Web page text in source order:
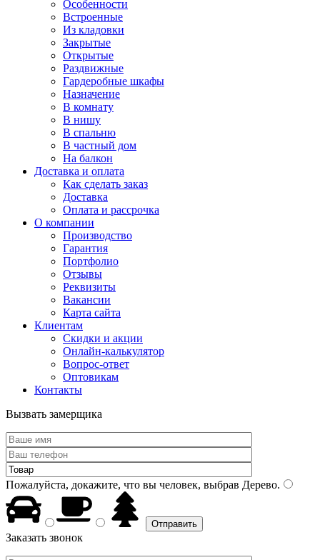
Особенности
Встроенные
Из кладовки
Закрытые
Открытые
Раздвижные
Гардеробные шкафы
Назначение
В комнату
В нишу
В спальню
В частный дом
На балкон
Доставка и оплата
Как сделать заказ
Доставка
Оплата и рассрочка
О компании
Производство
Гарантия
Портфолио
Отзывы
Реквизиты
Вакансии
Карта сайта
Клиентам
Скидки и акции
Онлайн-калькулятор
Вопрос-ответ
Оптовикам
Контакты
Вызвать замерщика
Пожалуйста, докажите, что вы человек, выбрав Дерево.
Заказать звонок